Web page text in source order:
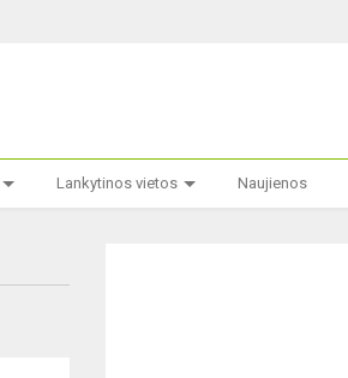
Lankytinos vietos Naujienos